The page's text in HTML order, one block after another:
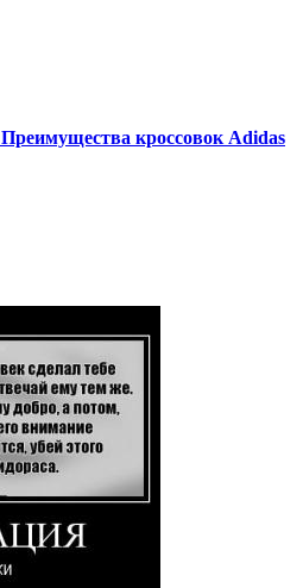
Преимущества кроссовок Adidas